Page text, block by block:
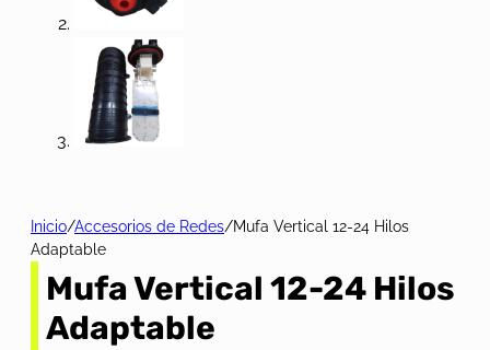
Inicio/Accesorios de Redes/Mufa Vertical 12-24 Hilos
Adaptable
Mufa Vertical 12-24 Hilos
Adaptable